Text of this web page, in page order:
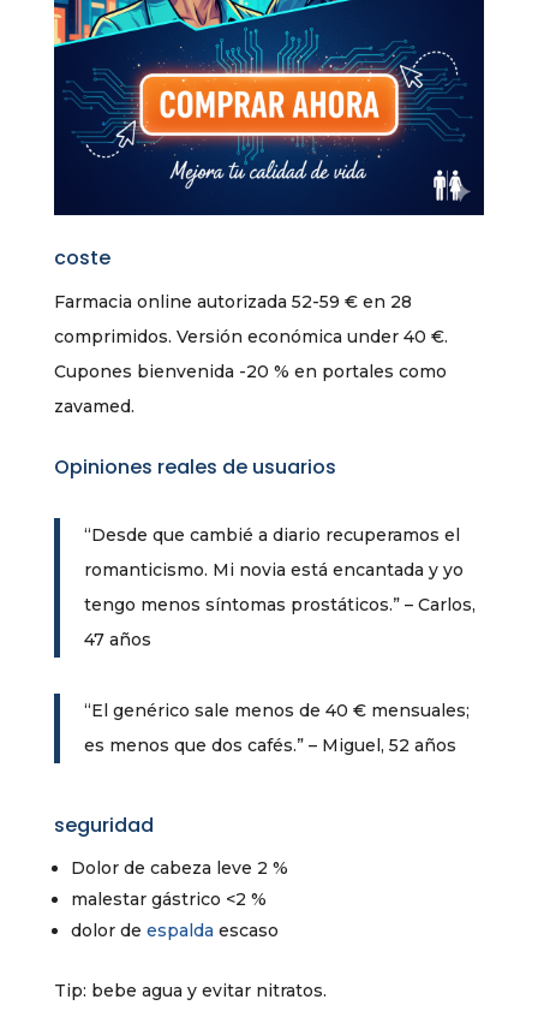
coste
Farmacia online autorizada 52-59 € en 28
comprimidos. Versión económica under 40 €.
Cupones bienvenida -20 % en portales como
zavamed.
Opiniones reales de usuarios
“Desde que cambié a diario recuperamos el
romanticismo. Mi novia está encantada y yo
tengo menos síntomas prostáticos.” – Carlos,
47 años
“El genérico sale menos de 40 € mensuales;
es menos que dos cafés.” – Miguel, 52 años
seguridad
Dolor de cabeza leve 2 %
malestar gástrico <2 %
dolor de espalda escaso
Tip: bebe agua y evitar nitratos.